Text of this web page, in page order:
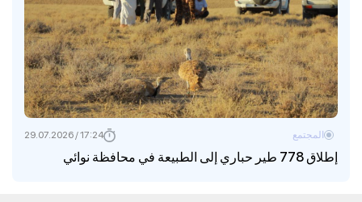
إطلاق 778 طير حباري إلى الطبيعة في محافظة نوائي
المجتمع 17:24 / 29.07.2026